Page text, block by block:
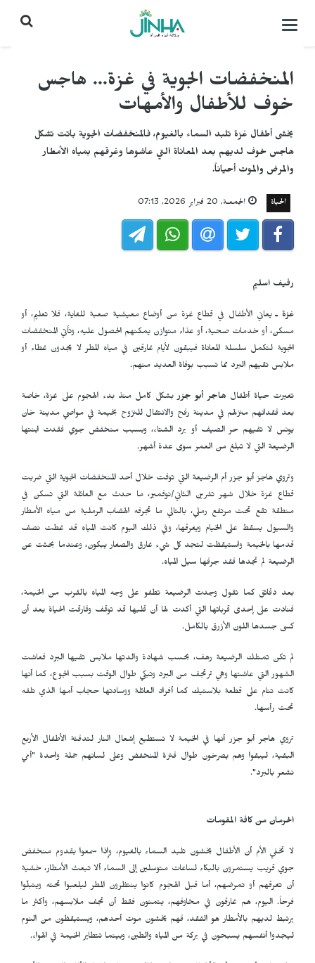
التحكم
المنخفضات الجوية في غزة... هاجس
خوف للأطفال والأمهات
يخشى أطفال غزة تلبد السماء بالغيوم، فالمنخفضات الجوية باتت تشكل
هاجس خوف لديهم بعد المعاناة التي عاشوها وغرقهم بمياه الأمطار
والمرض والموت أحياناً.
الحياة الجمعـة, 20 فبراير 2026, 07:13
رفيف اسليم
غزة ـيعاني الأطفال في قطاع غزة من أوضاع معيشية صعبة للغاية، فلا تعليم، أو
مسكن، أو خدمات صحية، أو عذاء متوازن يمكنهم الحصول عليه، وتأتي المنخفضات
الجوية لتكمل سلسلة المعاناة فيبقون لأيام غارقين في مياه المطر لا يجدون غطاء أو
ملابس تقيهم البرد مما تسبب بوفاة العديد منهم.
تغيرت حياة أطفال هاجر أبو جزربشكل كامل منذ بدء الهجوم على غزة، خاصة
بعد فقدانهم منزلهم في مدينة رفح والانتقال للنزوح بخيمة في مواصي مدينة خان
يونس لا تقيهم حر الصيف أو برد الشتاء، وبسبب منخفض جوي فقدت ابنتها
الرضيعة التي لا تبلغ من العمر سوى عدة أشهر.
وتروي هاجز أبو جزر أم الرضيعة التي توفت خلال أحد المنخفضات الجوية التي ضربت
قطاع غزة خلال شهر تشرين الثاني/نوفمبر، ما حدث مع العائلة التي تسكن في
منطقة تقع تحت مرتفع رملي، بالتالي ما تجرفه الهضاب الرملية من مياه الأمطار
والسيول يسقط على الخيام ويغرقها، وفي ذلك اليوم كانت المياه قد غطت نصف
قدمها بالخيمة واستيقظت لتجد كل شيء غارق والصغار يبكون، وعندما بحثت عن
الرضيعة لم تجدها فقد جرفها سيل المياه.
بعد دقائق كما تقول وجدت الرضيعة تطفو على وجه المياه بالقرب من الخيمة،
فنادت على إحدى قرباتها التي أكدت لها أن قلبها قد توقف وفارقت الحياة بعد أن
كسى جسدها اللون الأزرق بالكامل.
لم تكن تمتلك الرضيعة رهف، بحسب شهادة والدتها ملابس تقيها البرد فعاشت
الشهور التي عاشتها وهي ترتجف من البرد وتبكي طوال الوقت بسبب الجوع، كما أنها
كانت تنام على قطعة بلاستيك كما أفراد العائلة ووسادتها حجاب أمها الذي تلفه
تحت رأسها.
تروي هاجر أبو جزر أنها في الخيمة لا تستطيع إشعال النار لتدفئة الأطفال الأربع
البقية، ليبقوا وهم يصرخون طوال فترة المنخفض وعلى لسانهم جملة واحدة "أمي
نشعر بالبرد".
الحرمان من كافة المقومات
لا تخفي الأم أن الأطفال يخشون تلبد السماء بالغيوم، وإذا سمعوا بقدوم منخفض
جوي قريب يستمرون بالبكاء لساعات متوسلين إلى السماء ألا تبعث الأمطار، خشية
أن تغرقهم أو تمرضهم، أما قبل الهجوم كانوا ينتظرون المطر ليلعبوا تحته ويتبلّوا
فرحاً. اليوم، هم غارقون في مخاوفهم، يتمنون فقط أن تجف ملابسهم، وأكثر ما
يرتبط لديهم بالأمطار هو الفقد، فهم يخشون موت أحدهم، ويستيقظون من النوم
ليجدوا أنفسهم يسبحون في بركة من المياه والطين، وبينما تتطاير الخيمة في الهواء.